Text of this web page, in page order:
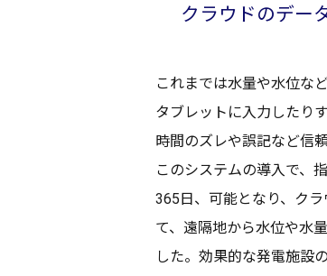
クラウド のデー
これまでは水量や水位な
タブレット に入力 したり
時間のズレや誤記など信
このシステムの導入で、
365日、 可能となり、 クラ
て、 遠隔地から水位や水量
した。 効果的な発電施設の